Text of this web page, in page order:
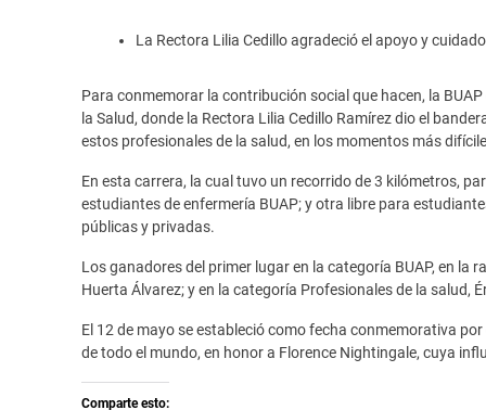
La Rectora Lilia Cedillo agradeció el apoyo y
Para conmemorar la contribución social que hacen, la
la Salud, donde la Rectora Lilia Cedillo Ramírez dio el
estos profesionales de la salud, en los momentos más
En esta carrera, la cual tuvo un recorrido de 3 kilómetros,
estudiantes de enfermería BUAP; y otra libre para
públicas y privadas.
Los ganadores del primer lugar en la categoría BUAP, en la
Huerta Álvarez; y en la categoría Profesionales de la salud,
El 12 de mayo se estableció como fecha conmemorativa
de todo el mundo, en honor a Florence Nightingale, cuya
Comparte esto: